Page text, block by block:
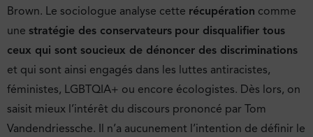
Brown. Le sociologue analyse cette récupération comme
une stratégie des conservateurs pour disqualifier tous
ceux qui sont soucieux de dénoncer des discriminations
et qui sont ainsi engagés dans les luttes antiracistes,
féministes, LGBTQIA+ ou encore écologistes. Dès lors, on
saisit mieux l’intérêt du discours prononcé par Tom
Vandendriessche. Il n’a aucunement l’intention de définir le